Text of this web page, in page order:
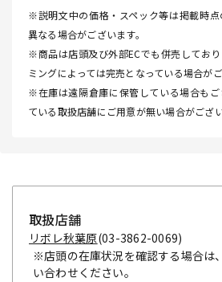
※説明文中の価格・スペック等は掲載時
異なる場合がございます。
※商品は店頭及び外部ECでも併売してお
ミングによっては完売となっている場合がご
※在庫は遠隔倉庫に保管している場合も
ている取扱店舗にご用意が無い場合がござい
取扱店舗
リボレ秋葉原(03-3862-0069)
※店頭の在庫状況を確認する場合は
い合わせください。